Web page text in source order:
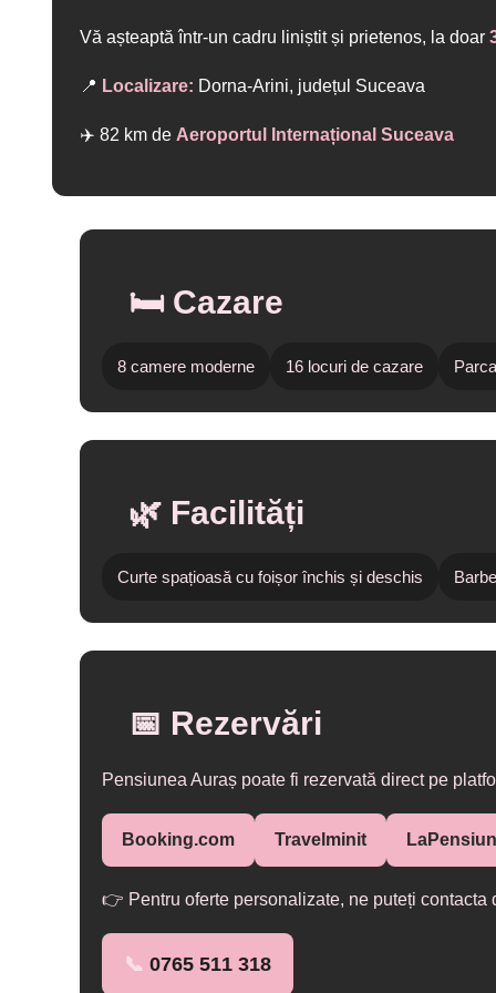
Vă așteaptă într-un cadru liniștit și prietenos, la doar
📍 Localizare: Dorna-Arini, județul Suceava
✈️ 82 km de Aeroportul Internațional Suceava
🛏️ Cazare
8 camere moderne 16 locuri de cazare
🌿 Facilități
Curte spațioasă cu foișor închis și deschis
📅 Rezervări
Pensiunea Auraș poate fi rezervată direct pe
Booking.com Travelminit
👉 Pentru oferte personalizate, ne puteți contacta
📞 0765 511 318